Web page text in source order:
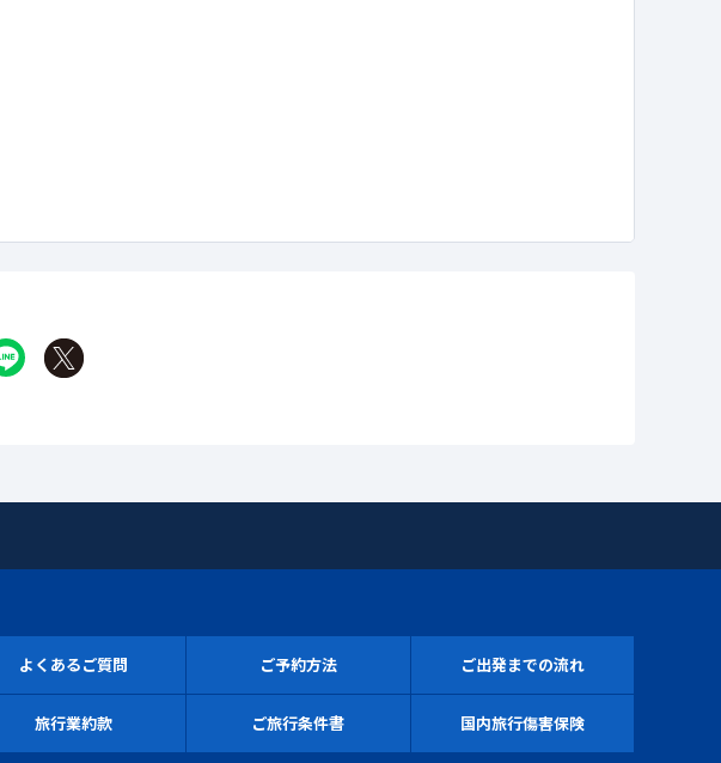
よくあるご質問 ご予約方法 ご出発までの流れ
旅行業約款 ご旅行条件書 国内旅行傷害保険